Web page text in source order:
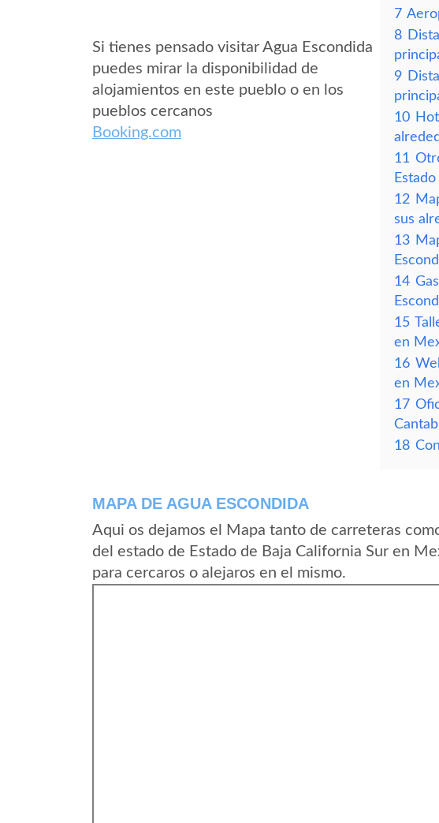
Si tienes pensado visitar Agua Escondida
puedes mirar la disponibilidad de
alojamientos en este pueblo o en los
pueblos cercanos
Booking.com
7
8
9
10
11
12
sus
13
14
15
en
16
en
17
18
MAPA DE AGUA ESCONDIDA
Aqui os dejamos el Mapa tanto de carreteras
del estado de Estado de Baja California Sur en
para cercaros o alejaros en el mismo.